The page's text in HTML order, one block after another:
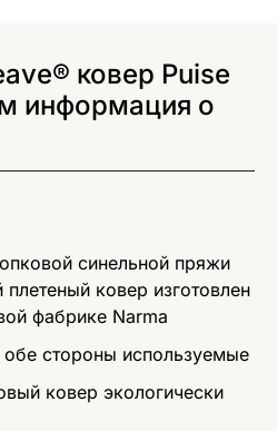
ковер Puise
информация о
синельной пряжи
ковер изготовлен
фабрике Narma
стороны используемые
ковер экологически